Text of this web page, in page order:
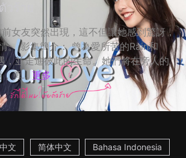
ร้าย
女友突然出現，這不但讓她感到驚訝，
。 影集簡介： 曾為愛所苦的Rain和
，並走進彼此的生命。她們將在旁人的
勇... 更多
文 简体中文 Bahasa Indonesia